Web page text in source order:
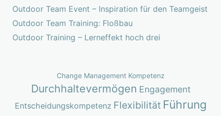
Outdoor Team Event – Inspiration für den Teamgeist
Outdoor Team Training: Floßbau
Outdoor Training – Lerneffekt hoch drei
Change Management Kompetenz
Durchhaltevermögen Engagement
Entscheidungskompetenz Flexibilität Führung